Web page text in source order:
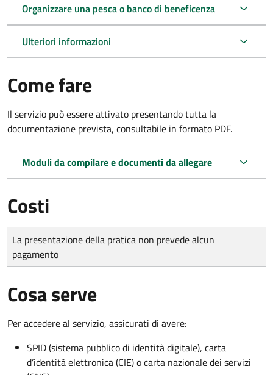
Organizzare una pesca o banco di beneficenza
Ulteriori informazioni
Come fare
Il servizio può essere attivato presentando tutta la
documentazione prevista, consultabile in formato PDF.
Moduli da compilare e documenti da allegare
Costi
Tipo di pagamento
Importo
La presentazione della pratica non prevede alcun
pagamento
Cosa serve
Per accedere al servizio, assicurati di avere:
SPID (sistema pubblico di identità digitale), carta
d’identità elettronica (CIE) o carta nazionale dei servizi